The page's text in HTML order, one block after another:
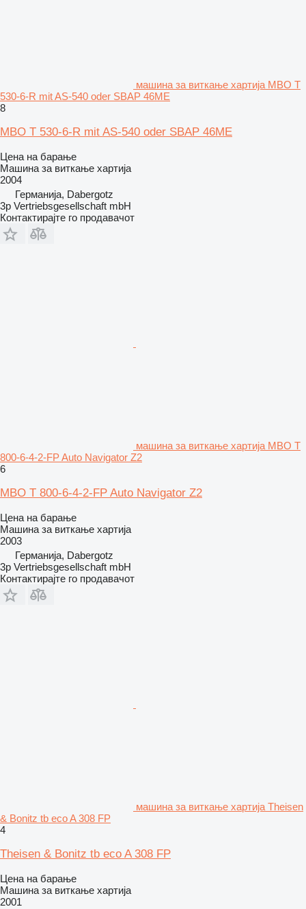
машина за виткање хартија MBO T
530-6-R mit AS-540 oder SBAP 46ME
8
MBO T 530-6-R mit AS-540 oder SBAP 46ME
Цена на барање
Машина за виткање хартија
2004
Германија, Dabergotz
3p Vertriebsgesellschaft mbH
Контактирајте го продавачот
машина за виткање хартија MBO T
800-6-4-2-FP Auto Navigator Z2
6
MBO T 800-6-4-2-FP Auto Navigator Z2
Цена на барање
Машина за виткање хартија
2003
Германија, Dabergotz
3p Vertriebsgesellschaft mbH
Контактирајте го продавачот
машина за виткање хартија Theisen
& Bonitz tb eco A 308 FP
4
Theisen & Bonitz tb eco A 308 FP
Цена на барање
Машина за виткање хартија
2001